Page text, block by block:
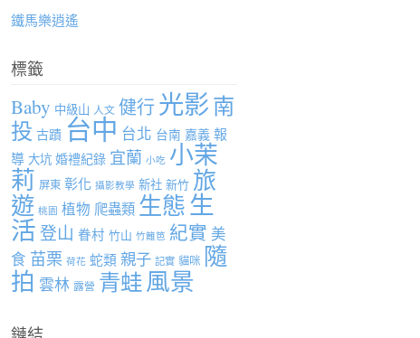
鐵馬樂逍遙
標籤
Baby 中級山 人文 健行光影南
投 古蹟 台中 台北 台南 嘉義 報
導 大坑 婚禮紀錄 宜蘭 小吃 小茉
莉 屏東 彰化 攝影教學 新社 新竹 旅
遊 桃園 植物 爬蟲類 生態生
活 登山 眷村 竹山 竹籬笆 紀實 美
食 苗栗 荷花 蛇類 親子 記實 貓咪 隨
拍 雲林 露營 青蛙風景